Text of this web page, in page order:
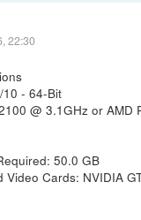
22:30
- 64-Bit
@ 3.1GHz or AMD
50.0 GB
Video Cards: NVIDIA